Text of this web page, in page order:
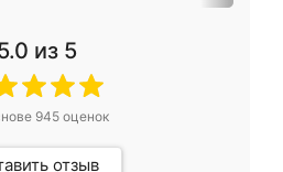
из 5
945оценок
отзыв